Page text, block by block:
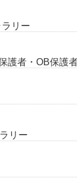
リー
護者・OB保護
リー